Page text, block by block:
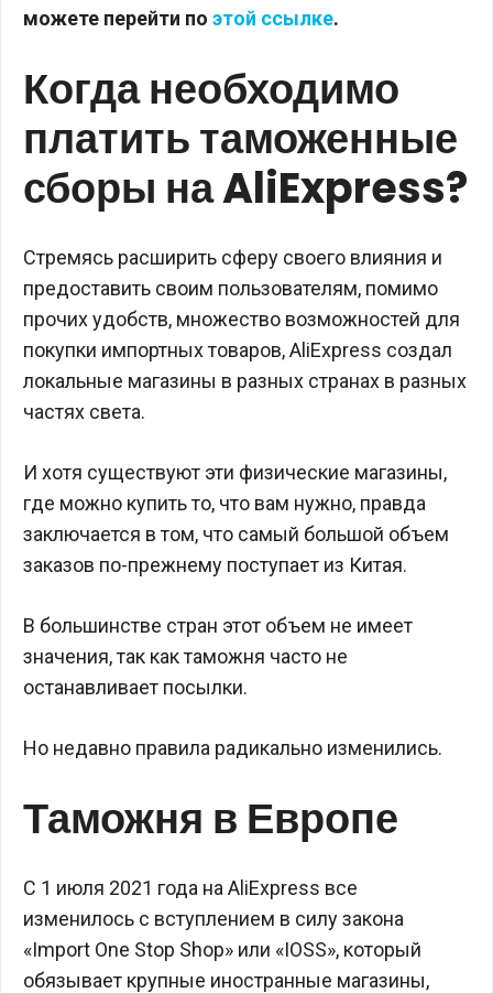
можете перейти по этой ссылке.
Когда необходимо
платить таможенные
сборы на AliExpress?
Стремясь расширить сферу своего влияния и
предоставить своим пользователям, помимо
прочих удобств, множество возможностей для
покупки импортных товаров, AliExpress создал
локальные магазины в разных странах в разных
частях света.
И хотя существуют эти физические магазины,
где можно купить то, что вам нужно, правда
заключается в том, что самый большой объем
заказов по-прежнему поступает из Китая.
В большинстве стран этот объем не имеет
значения, так как таможня часто не
останавливает посылки.
Но недавно правила радикально изменились.
Таможня в Европе
С 1 июля 2021 года на AliExpress все
изменилось с вступлением в силу закона
«Import One Stop Shop» или «IOSS», который
обязывает крупные иностранные магазины,